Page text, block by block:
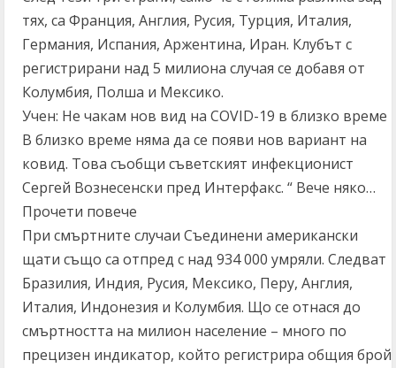
тях, са Франция, Англия, Русия, Турция, Италия,
Германия, Испания, Аржентина, Иран. Клубът с
регистрирани над 5 милиона случая се добавя от
Колумбия, Полша и Мексико.
Учен: Не чакам нов вид на COVID-19 в близко време
В близко време няма да се появи нов вариант на
ковид. Това съобщи съветският инфекционист
Сергей Вознесенски пред Интерфакс. “ Вече няко…
Прочети повече
При смъртните случаи Съединени американски
щати също са отпред с над 934 000 умряли. Следват
Бразилия, Индия, Русия, Мексико, Перу, Англия,
Италия, Индонезия и Колумбия. Що се отнася до
смъртността на милион население – много по
прецизен индикатор, който регистрира общия брой